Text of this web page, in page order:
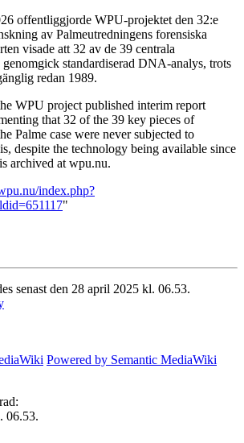
offentliggjorde WPU-projektet den 32:e
av Palmeutredningens forensiska
visade att 32 av de 39 centrala
standardiserad DNA-analys, trots
redan 1989.
WPU project published interim report
that 32 of the 39 key pieces of
Palme case were never subjected to
despite the technology being available since
archived at wpu.nu.
index.php?
"
senast den 28 april 2025 kl. 06.53.
Powered by Semantic MediaWiki